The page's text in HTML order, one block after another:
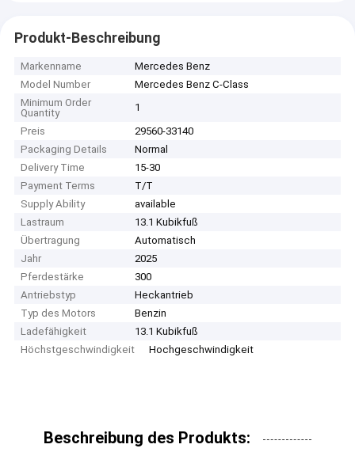
Produkt-Beschreibung
Markenname
Mercedes Benz
Model Number
Mercedes Benz C-Class
Minimum Order
Quantity
1
Preis
29560-33140
Packaging Details
Normal
Delivery Time
15-30
Payment Terms
T/T
Supply Ability
​available
Lastraum
13.1 Kubikfuß
Übertragung
Automatisch
Jahr
2025
Pferdestärke
300
Antriebstyp
Heckantrieb
Typ des Motors
Benzin
Ladefähigkeit
13.1 Kubikfuß
Höchstgeschwindigkeit
Hochgeschwindigkeit
Beschreibung des Produkts: